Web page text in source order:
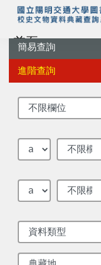
首頁
藏品查詢
校史館簡介
藏品清單全覽
管理者登入
簡易查詢
進階查詢